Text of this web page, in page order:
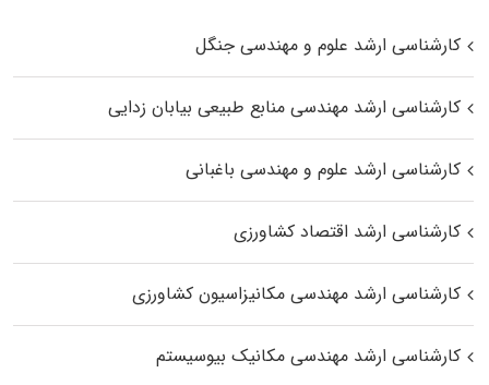
کارشناسی ارشد علوم و مهندسی جنگل
کارشناسی ارشد مهندسی منابع طبیعی بیابان زدایی
کارشناسی ارشد علوم و مهندسی باغبانی
کارشناسی ارشد اقتصاد کشاورزی
کارشناسی ارشد مهندسی مکانیزاسیون کشاورزی
کارشناسی ارشد مهندسی مکانیک بیوسیستم